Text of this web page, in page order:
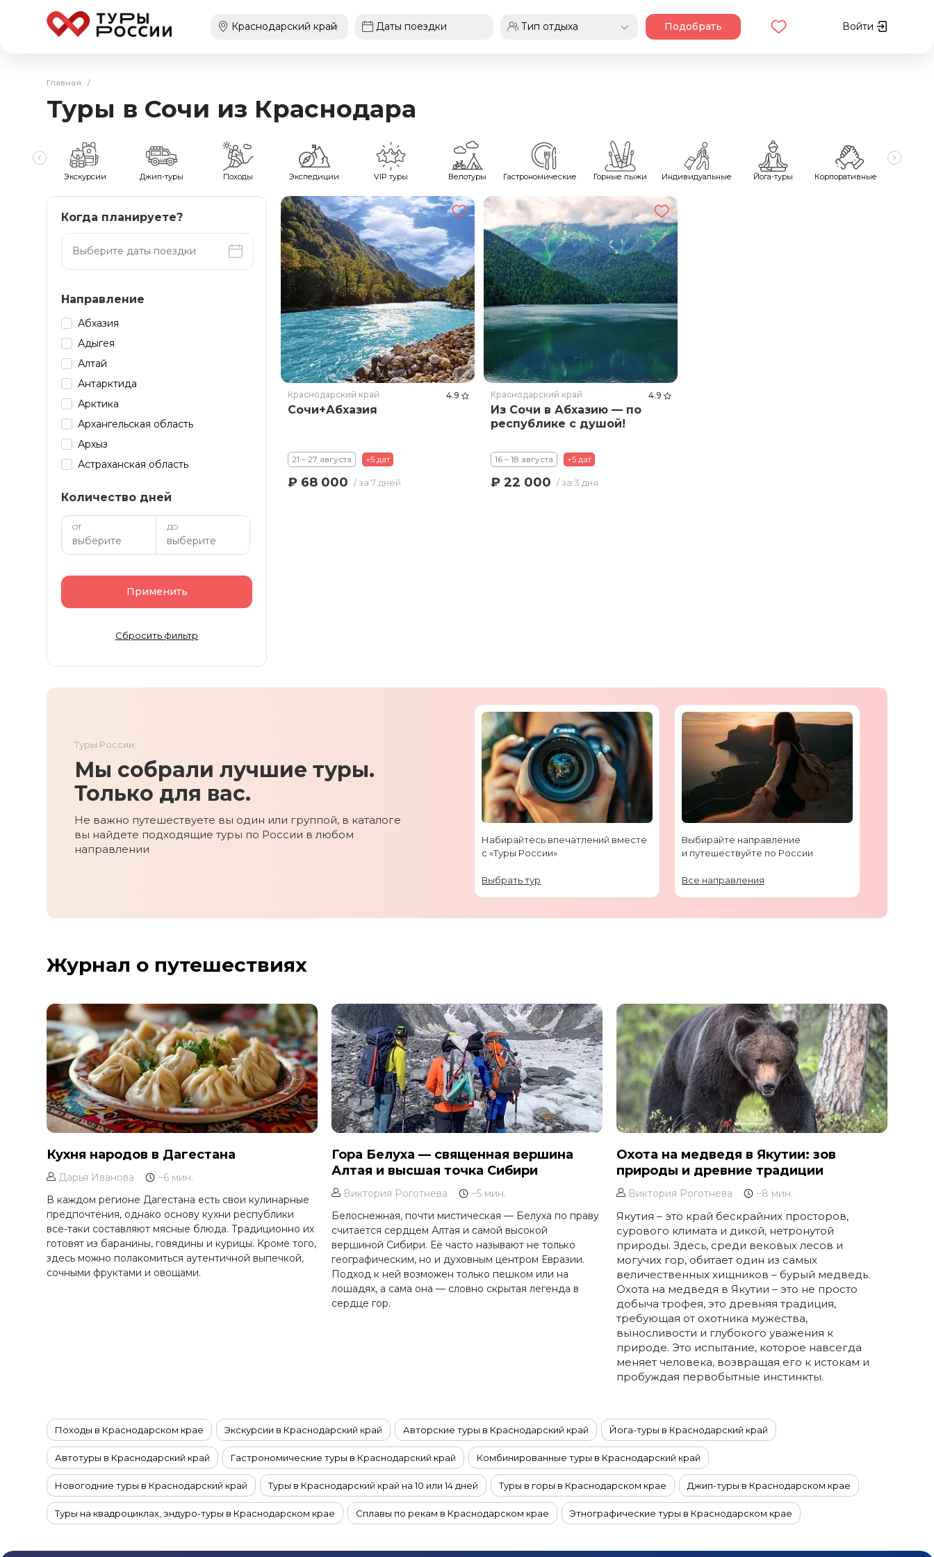
Подобрать Войти
Главная /
Туры в Сочи из Краснодара
Экскурсии Джип-туры Походы Экспедиции VIP туры Велотуры Гастрономические Горные лыжи Индивидуальные Йога-туры Корпоративные
Когда планируете?
Направление
Абхазия
Адыгея
Алтай
Антарктида
Арктика
Архангельская область
Архыз
Астраханская область
Башкирия
Бурятия
Дагестан
Забайкалье
Зарубеж
Иркутская область
Кабардино-Балкария
Калмыкия
Камчатка
Карачаево-Черкесия
Колыма
Кольский полуостров
Москва и Московская область
Новгородская область
Оймякон
Осетия
Остров Итуруп
Остров Кунашир
Остров Шикотан
Плато Путорана
Приморье
Самарская область
Сибирь
Соловецкие острова
Ставропольский край
Татарстан
Шантарские Острова
Эльбрус
Якутия
Якутск
Ямал
Количество дней
ОТ ДО
Применить
Сбросить фильтр
Краснодарский край 4.9
Сочи+Абхазия
21 – 27 августа +5 дат
₽ 68 000 / за 7 дней
Краснодарский край 4.9
Из Сочи в Абхазию — по
республике с душой!
16 – 18 августа +5 дат
₽ 22 000 / за 3 дня
Туры России
Мы собрали лучшие туры.
Только для вас.
Не важно путешествуете вы один или группой, в каталоге
вы найдете подходящие туры по России в любом
направлении
Набирайтесь впечатлений вместе
с «Туры России»
Выбрать тур
Выбирайте направление
и путешествуйте по России
Все направления
Журнал о путешествиях
Кухня народов в Дагестана
Дарья Иванова
~6 мин.
В каждом регионе Дагестана есть свои кулинарные
предпочтения, однако основу кухни республики
все-таки составляют мясные блюда. Традиционно их
готовят из баранины, говядины и курицы. Кроме того,
здесь можно полакомиться аутентичной выпечкой,
сочными фруктами и овощами.
Гора Белуха — священная вершина
Алтая и высшая точка Сибири
Виктория Роготнева
~5 мин.
Белоснежная, почти мистическая — Белуха по праву
считается сердцем Алтая и самой высокой
вершиной Сибири. Её часто называют не только
географическим, но и духовным центром Евразии.
Подход к ней возможен только пешком или на
лошадях, а сама она — словно скрытая легенда в
сердце гор.
Охота на медведя в Якутии: зов
природы и древние традиции
Виктория Роготнева ~8 мин.
Якутия – это край бескрайних просторов,
сурового климата и дикой, нетронутой
природы. Здесь, среди вековых лесов и
могучих гор, обитает один из самых
величественных хищников – бурый медведь.
Охота на медведя в Якутии – это не просто
добыча трофея, это древняя традиция,
требующая от охотника мужества,
выносливости и глубокого уважения к
природе. Это испытание, которое навсегда
меняет человека, возвращая его к истокам и
пробуждая первобытные инстинкты.
Походы в Краснодарском крае Экскурсии в Краснодарский край Авторские туры в Краснодарский край Йога-туры в Краснодарский край
Автотуры в Краснодарский край Гастрономические туры в Краснодарский край Комбинированные туры в Краснодарский край
Новогодние туры в Краснодарский край Туры в Краснодарский край на 10 или 14 дней Туры в горы в Краснодарском крае Джип-туры в Краснодарском крае
Туры на квадроциклах, эндуро-туры в Краснодарском крае Сплавы по рекам в Краснодарском крае Этнографические туры в Краснодарском крае